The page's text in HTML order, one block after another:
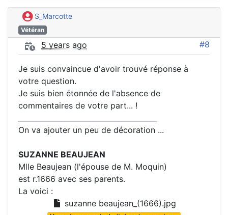
S_Marcotte
Vétéran
5 years ago #8
Je suis convaincue d'avoir trouvé réponse à
votre question.
Je suis bien étonnée de l'absence de
commentaires de votre part... !
On va ajouter un peu de décoration ...
SUZANNE BEAUJEAN
Mlle Beaujean (l'épouse de M. Moquin)
est r.1666 avec ses parents.
La voici :
suzanne beaujean_(1666).jpg